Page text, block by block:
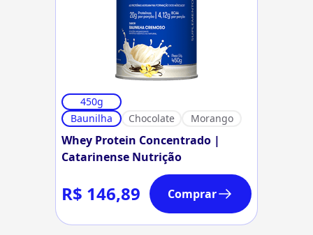
450g
Baunilha
Chocolate Morango
Whey Protein Concentrado |
Catarinense Nutrição
R$ 146,89 Comprar